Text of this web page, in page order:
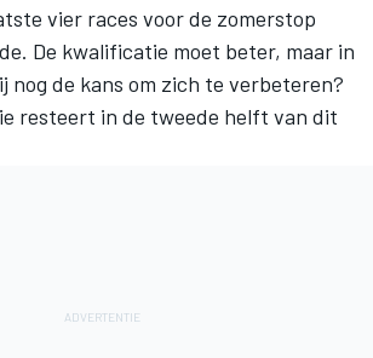
vier races voor de zomerstop
De kwalificatie moet beter, maar in
nog de kans om zich te verbeteren?
resteert in de tweede helft van dit